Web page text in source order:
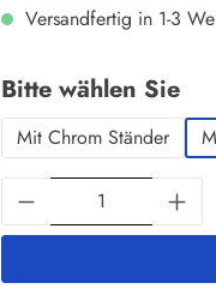
Versandfertig in 1-3
Bitte wählen Sie
Mit Chrom Ständer
Produkt